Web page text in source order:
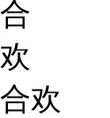
合欢